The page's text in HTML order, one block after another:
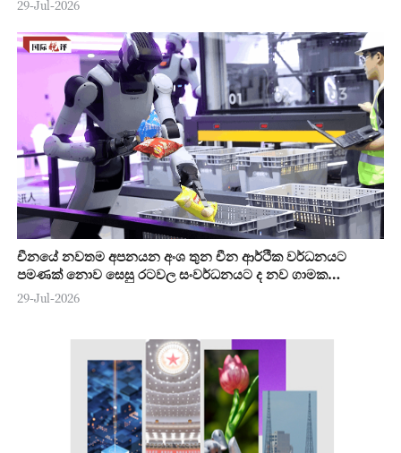
29-Jul-2026
චීනයේ නවතම අපනයන අංශ තුන චීන ආර්ථික වර්ධනයට
පමණක් නොව සෙසු රටවල සංවර්ධනයට ද නව ගාමක
ශක්තියක්
29-Jul-2026